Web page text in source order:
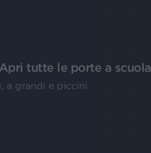
tutte le porte a scuola
a grandi e piccini